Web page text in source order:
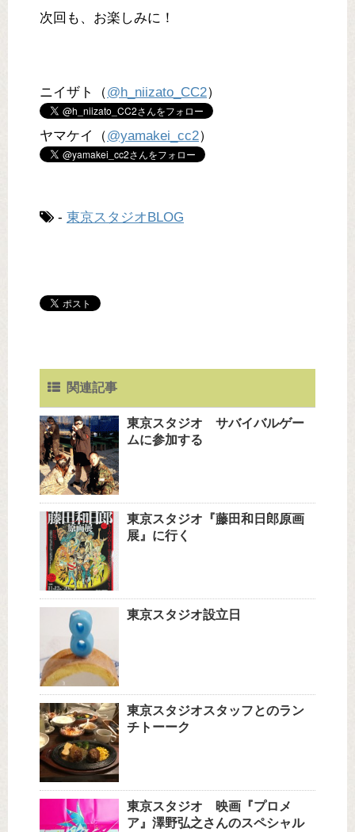
次回も、お楽しみに！
ニイザト（@h_niizato_CC2）
ヤマケイ（@yamakei_cc2）
- 東京スタジオBLOG
関連記事
東京スタジオ サバイバルゲー
ムに参加する
東京スタジオ『藤田和日郎原画
展』に行く
東京スタジオ設立日
東京スタジオスタッフとのラン
チトーーク
東京スタジオ 映画『プロメ
ア』澤野弘之さんのスペシャル